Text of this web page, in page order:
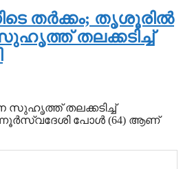
തർക്കം; തൃശൂരിൽ
തലക്കടിച്ച്
തലക്കടിച്ച്
പോൾ (64) ആണ്